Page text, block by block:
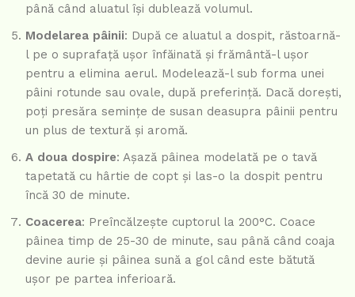
până când aluatul își dublează volumul.
Modelarea pâinii: După ce aluatul a dospit, răstoarnă-
l pe o suprafață ușor înfăinată și frământă-l ușor
pentru a elimina aerul. Modelează-l sub forma unei
pâini rotunde sau ovale, după preferință. Dacă dorești,
poți presăra semințe de susan deasupra pâinii pentru
un plus de textură și aromă.
A doua dospire: Așază pâinea modelată pe o tavă
tapetată cu hârtie de copt și las-o la dospit pentru
încă 30 de minute.
Coacerea: Preîncălzește cuptorul la 200°C. Coace
pâinea timp de 25-30 de minute, sau până când coaja
devine aurie și pâinea sună a gol când este bătută
ușor pe partea inferioară.